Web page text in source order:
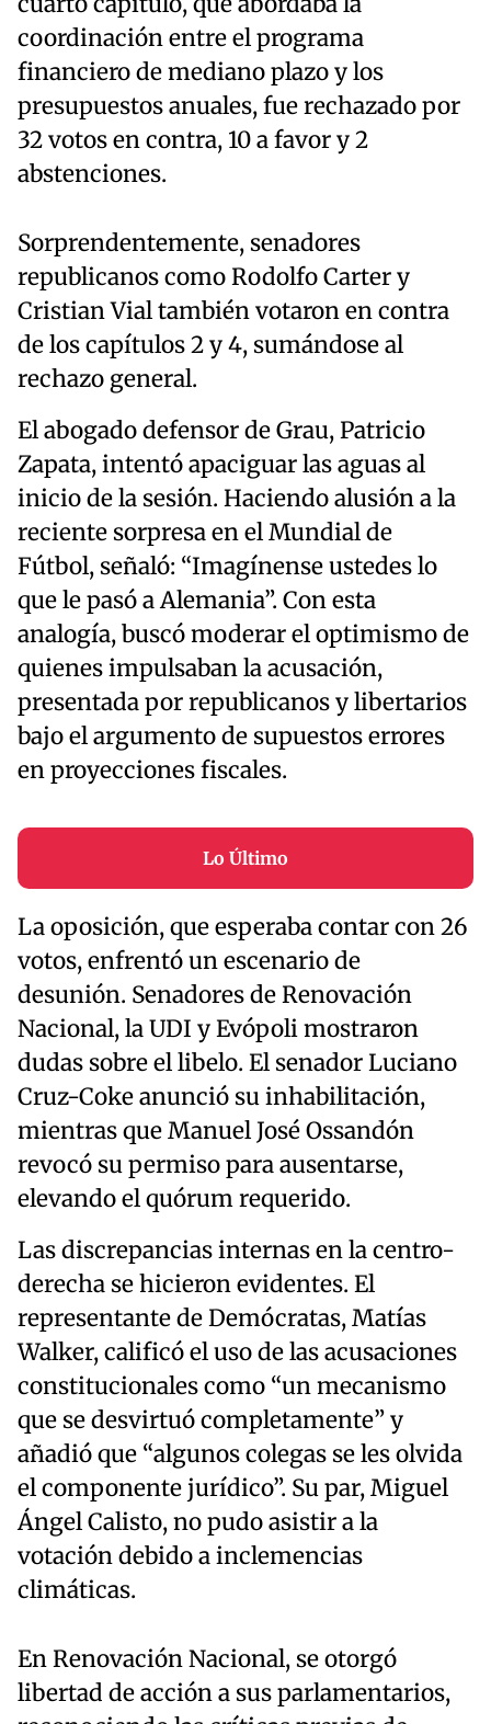
coordinación entre el programa
financiero de mediano plazo y los
presupuestos anuales, fue rechazado por
32 votos en contra, 10 a favor y 2
abstenciones.
Sorprendentemente, senadores
republicanos como Rodolfo Carter y
Cristian Vial también votaron en contra
de los capítulos 2 y 4, sumándose al
rechazo general.
El abogado defensor de Grau, Patricio
Zapata, intentó apaciguar las aguas al
inicio de la sesión. Haciendo alusión a la
reciente sorpresa en el Mundial de
Fútbol, señaló: “Imagínense ustedes lo
que le pasó a Alemania”. Con esta
analogía, buscó moderar el optimismo de
quienes impulsaban la acusación,
presentada por republicanos y libertarios
bajo el argumento de supuestos errores
en proyecciones fiscales.
Lo Último
La oposición, que esperaba contar con 26
votos, enfrentó un escenario de
desunión. Senadores de Renovación
Nacional, la UDI y Evópoli mostraron
dudas sobre el libelo. El senador Luciano
Cruz-Coke anunció su inhabilitación,
mientras que Manuel José Ossandón
revocó su permiso para ausentarse,
elevando el quórum requerido.
Las discrepancias internas en la centro-
derecha se hicieron evidentes. El
representante de Demócratas, Matías
Walker, calificó el uso de las acusaciones
constitucionales como “un mecanismo
que se desvirtuó completamente” y
añadió que “algunos colegas se les olvida
el componente jurídico”. Su par, Miguel
Ángel Calisto, no pudo asistir a la
votación debido a inclemencias
climáticas.
En Renovación Nacional, se otorgó
libertad de acción a sus parlamentarios,